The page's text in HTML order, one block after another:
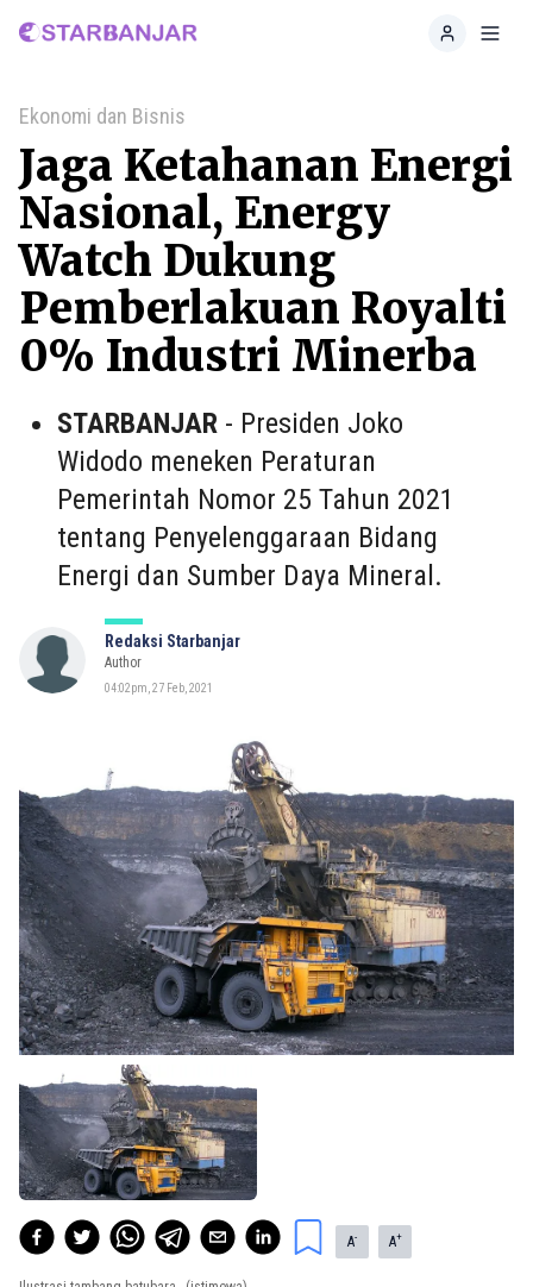
Home
Ekonomi dan Bisnis
Jaga Ketahanan Energi
Nasional, Energy
Watch Dukung
Pemberlakuan Royalti
0% Industri Minerba
STARBANJAR - Presiden Joko
Widodo meneken Peraturan
Pemerintah Nomor 25 Tahun 2021
tentang Penyelenggaraan Bidang
Energi dan Sumber Daya Mineral.
Redaksi Starbanjar
Author
04:02pm, 27 Feb, 2021
A- A+